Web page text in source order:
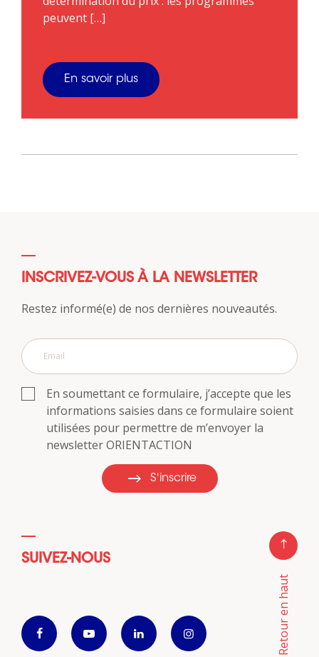
peuvent […]
En savoir plus
INSCRIVEZ-VOUS À LA NEWSLETTER
Restez informé(e) de nos dernières nouveautés.
En soumettant ce formulaire, j’accepte que les
informations saisies dans ce formulaire soient
utilisées pour permettre de m’envoyer la
newsletter ORIENTACTION
S'inscrire
SUIVEZ-NOUS
Retour en haut